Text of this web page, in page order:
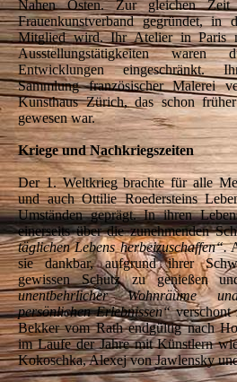
Nahen Osten. Zur gleichen
Frauenkunstverband gegründet, in
Mitglied wird. Ihr Atelier in Paris
Ausstellungstätigkeiten
Entwicklungen eingeschränkt.
Sammlung französischer Malerei
Kunsthaus Zürich, das schon
gewesen war.
Kriege und Nachkriegszeiten
Der 1. Weltkrieg brachte für alle
und auch Ottilie Roedersteins
Umständen geprägt. In ihren
einerseits über die zunehmenden
täglichen Lebens herbeizuschaffen“.
sie dankbar, aufgrund ihrer
gewissen Schutz zu genießen
unentbehrlicher Wohnräume
persönlichen Erlebnissen“verschont
Bekker vom Rath endgültig nach
im Laufe der Jahre mit Künstlern
Kokoschka, Alexej von Jawlensky